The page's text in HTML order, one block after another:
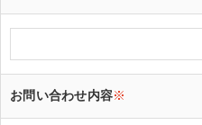
お問い合わせ内容※